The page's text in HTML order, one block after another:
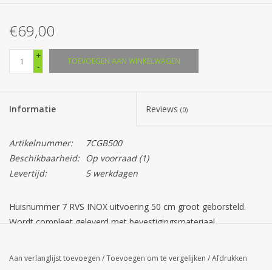
€69,00
+
-
TOEVOEGEN AAN WINKELWAGEN
Informatie Reviews (0)
Artikelnummer:
7CGB500
Beschikbaarheid:
Op voorraad(1)
Levertijd:
5 werkdagen
Huisnummer 7 RVS INOX uitvoering 50 cm groot geborsteld.
Wordt compleet geleverd met bevestigingsmateriaal.
Cijfers zijn voorzien van drie afstandsbussen aan de achterzijde
Aan verlanglijst toevoegen /Toevoegen om te vergelijken /Afdrukken